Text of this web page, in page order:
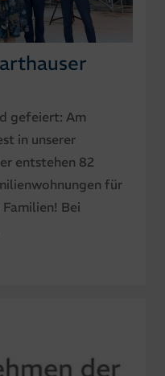
gefeiert: Am
in unserer
entstehen 82
für
Bei